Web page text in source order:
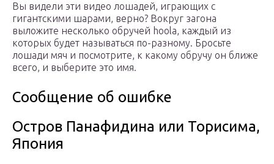
Вы видели эти видео лошадей, играющих с
гигантскими шарами, верно? Вокруг загона
выложите несколько обручей hoola, каждый из
которых будет называться по-разному. Бросьте
лошади мяч и посмотрите, к какому обручу он ближе
всего, и выберите это имя.
Сообщение об ошибке
Остров Панафидина или Торисима,
Япония